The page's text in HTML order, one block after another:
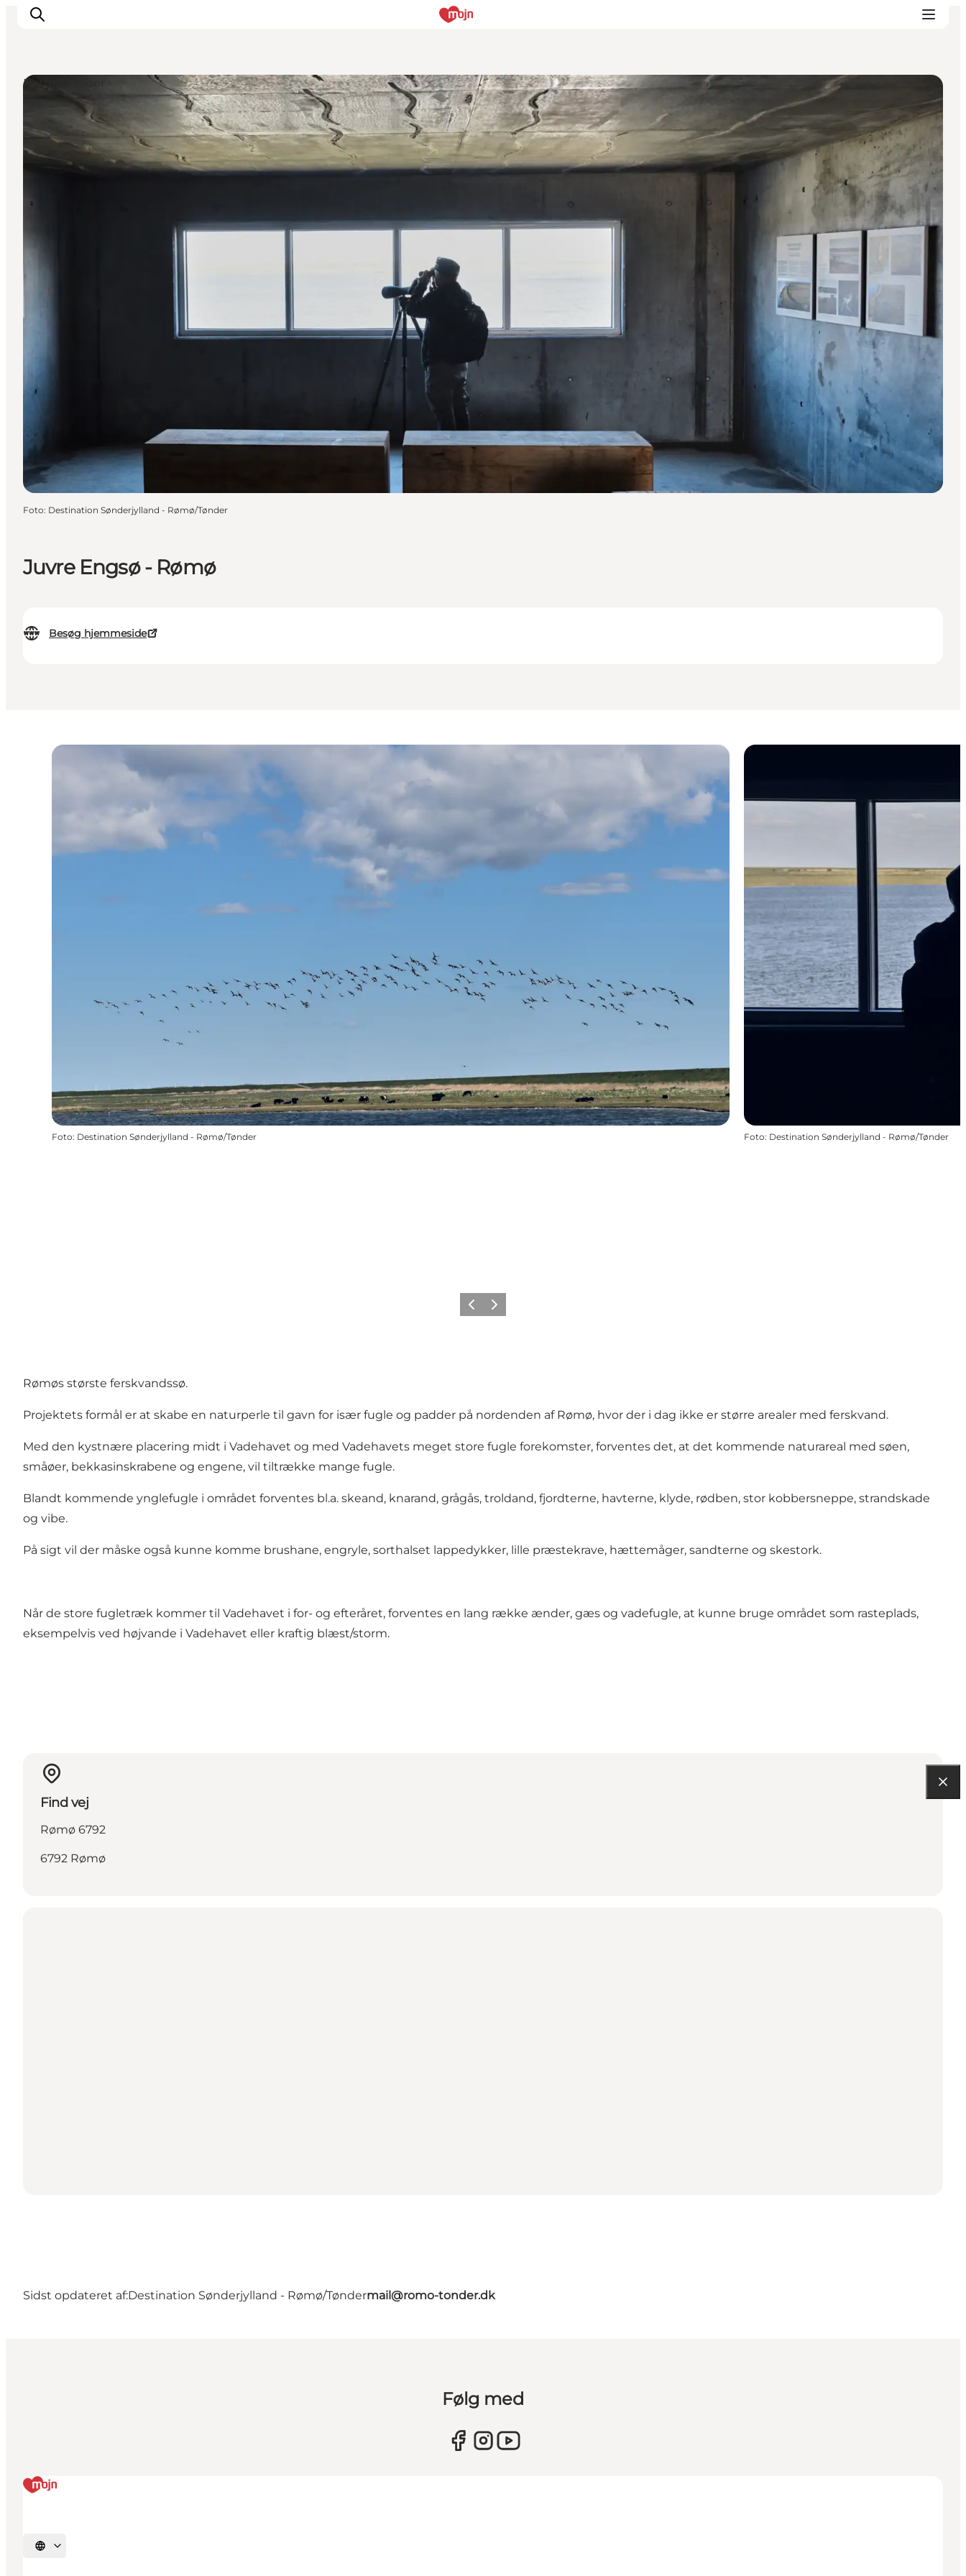
Oplevelser
Byer & Steder
Det sker
Planlæg din ferie
Juvre Engsø - Rømø
Besøg hjemmeside
Naturområder
Foto: Destination Sønderjylland - Rømø/Tønder
Foto: Destination Sønderjylland - Rømø/Tønder Foto: Destination Sønderjylland - Rømø/Tønder
ForrigeNæste
Rømøs største ferskvandssø.
Projektets formål er at skabe en naturperle til gavn for især fugle og padder på nordenden af Rømø, hvor der i dag ikke er større arealer med ferskvand.
Med den kystnære placering midt i Vadehavet og med Vadehavets meget store fugle forekomster, forventes det, at det kommende naturareal med søen,
småøer, bekkasinskrabene og engene, vil tiltrække mange fugle.
Blandt kommende ynglefugle i området forventes bl.a. skeand, knarand, grågås, troldand, fjordterne, havterne, klyde, rødben, stor kobbersneppe, strandskade
og vibe.
På sigt vil der måske også kunne komme brushane, engryle, sorthalset lappedykker, lille præstekrave, hættemåger, sandterne og skestork.
Når de store fugletræk kommer til Vadehavet i for- og efteråret, forventes en lang række ænder, gæs og vadefugle, at kunne bruge området som rasteplads,
eksempelvis ved højvande i Vadehavet eller kraftig blæst/storm.
Find vej
Rømø 6792
6792 Rømø
Sidst opdateret af:Destination Sønderjylland - Rømø/Tøndermail@romo-tonder.dk
Følg med
Vælg sprog